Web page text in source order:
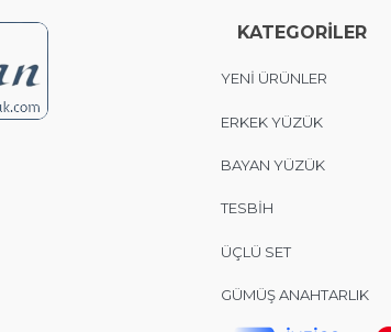
KATEGORİLER
YENİ ÜRÜNLER
ERKEK YÜZÜK
BAYAN YÜZÜK
TESBİH
ÜÇLÜ SET
GÜMÜŞ ANAHTARLIK